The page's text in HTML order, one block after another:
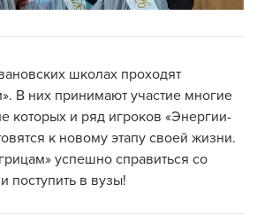
школах проходят
В них принимают участие многие
которых и ряд игроков «Энергии-
к новому этапу своей жизни.
успешно справиться со
поступить в вузы!